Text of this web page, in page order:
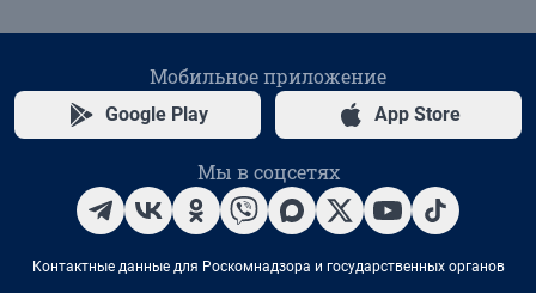
Мобильное приложение
Google Play App Store
Мы в соцсетях
Контактные данные для Роскомнадзора и государственных органов